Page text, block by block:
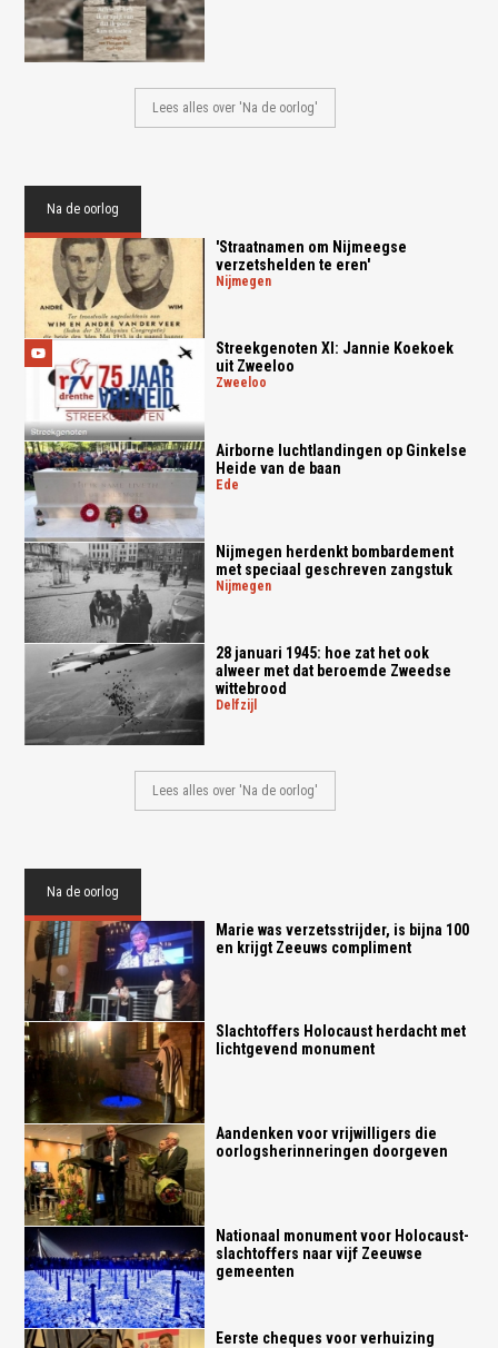
Lees alles over 'Na de oorlog'
Na de oorlog
'Straatnamen om Nijmeegse
verzetshelden te eren'
nijmegen
Streekgenoten XI: Jannie Koekoek
uit Zweeloo
zweeloo
Airborne luchtlandingen op Ginkelse
Heide van de baan
ede
Nijmegen herdenkt bombardement
met speciaal geschreven zangstuk
nijmegen
28 januari 1945: hoe zat het ook
alweer met dat beroemde Zweedse
wittebrood
delfzijl
Lees alles over 'Na de oorlog'
Na de oorlog
Marie was verzetsstrijder, is bijna 100
en krijgt Zeeuws compliment
Slachtoffers Holocaust herdacht met
lichtgevend monument
Aandenken voor vrijwilligers die
oorlogsherinneringen doorgeven
Nationaal monument voor Holocaust-
slachtoffers naar vijf Zeeuwse
gemeenten
Eerste cheques voor verhuizing